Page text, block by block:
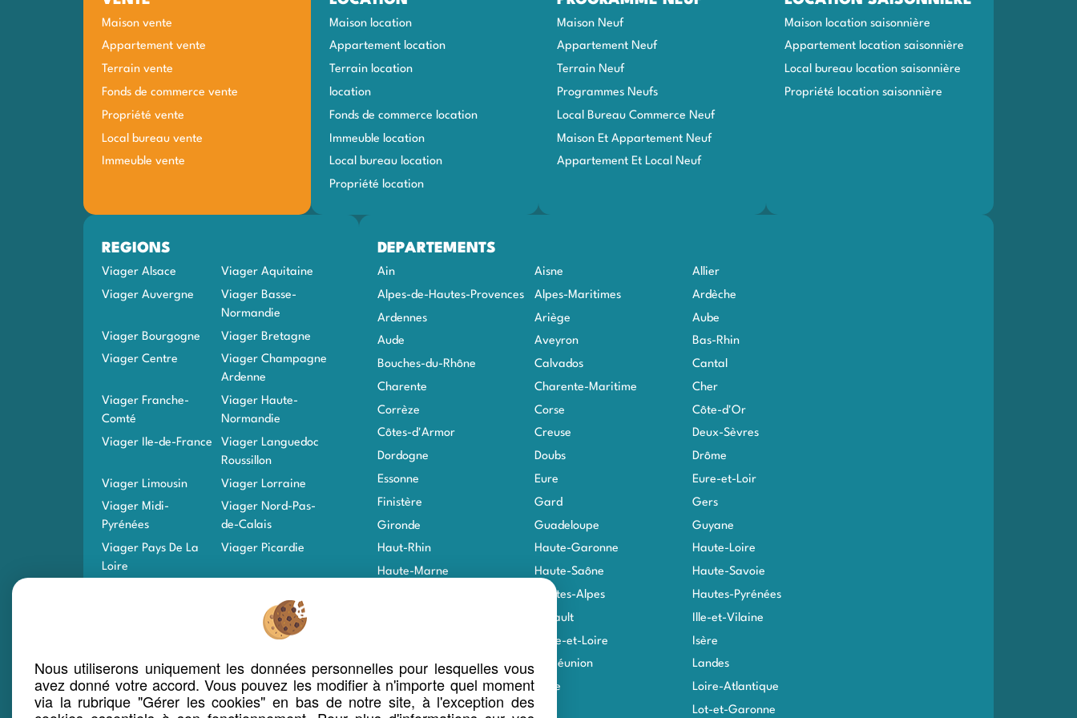
Maison vente
Appartement vente
Terrain vente
Local bureau vente
Immeuble vente
Fonds de commerce vente
Propriété vente
Maison location
Appartement location
Terrain location
Local bureau location
Propriété location
location
Fonds de commerce location
Immeuble location
Programmes Neufs
Appartement Neuf
Maison Neuf
Local Bureau Commerce Neuf
Terrain Neuf
Maison Et Appartement Neuf
Appartement Et Local Neuf
Maison location saisonnière
Appartement location saisonnière
Local bureau location saisonnière
Propriété location saisonnière
REGIONS
Viager Alsace Viager Aquitaine
Viager Auvergne
Viager Basse-
Normandie
Viager Bourgogne Viager Bretagne
Viager Centre
Viager Champagne
Ardenne
Viager Franche-
Comté
Viager Haute-
Normandie
Viager Ile-de-France
Viager Languedoc
Roussillon
Viager Limousin Viager Lorraine
Viager Midi-
Pyrénées
Viager Nord-Pas-
de-Calais
Viager Pays De La
Loire
Viager Picardie
Viager Corse
Viager Guyane Viager La Réunion
Viager Saint-Pierre-
Viager Mayotte
DEPARTEMENTS
Ain Aisne Allier
Alpes-de-Hautes-Provences Alpes-Maritimes Ardèche
Ardennes Ariège Aube
Aude Aveyron Bas-Rhin
Bouches-du-Rhône Calvados Cantal
Charente Charente-Maritime Cher
Corrèze Corse Côte-d'Or
Côtes-d'Armor Creuse Deux-Sèvres
Dordogne Doubs Drôme
Essonne Eure Eure-et-Loir
Finistère Gard Gers
Gironde Guadeloupe Guyane
Haut-Rhin Haute-Garonne Haute-Loire
Haute-Marne Haute-Saône Haute-Savoie
Hautes-Alpes Hautes-Pyrénées
Hérault Ille-et-Vilaine
Indre-et-Loire Isère
Jura La Réunion Landes
Loir-et-Cher Loire Loire-Atlantique
Loiret Lot-et-Garonne
Nous utiliserons uniquement les données personnelles pour lesquelles vous
avez donné votre accord. Vous pouvez les modifier à n'importe quel moment
via la rubrique "Gérer les cookies" en bas de notre site, à l'exception des